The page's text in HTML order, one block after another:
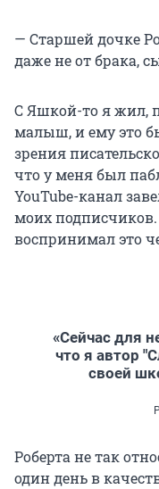
— Старшей дочке
даже не от брака,
С Яшкой-то я жил,
малыш, и ему это
зрения
что у меня был
YouTube-канал
моих подписчиков.
воспринимал это
«Сейчас для
что я автор
своей
Роберта не так
один день в